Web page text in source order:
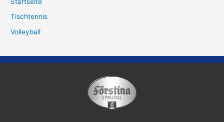
Tischtennis
Volleyball